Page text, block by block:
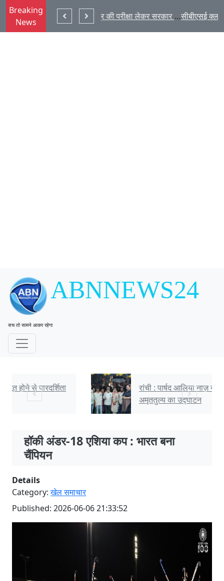
Breaking
News
चार-पांच सितंबर को धूमधाम से श्री माहेश्वरी भवन, रांची में मनेगी श्रीकृष्ण छात्रों के सब्र की परीक्षा लेकर सरकार अराजकता को निमंत्रण न दे : देवेंद्र
ABNNEWS24
सच तो सामने आकर रहेगा
रांची : पार्षद आलिया नाज़ ने किया लालपुर रांची में
अमृततुल्य का उद्घाटन
हॉकी अंडर-18 एशिया कप : भारत बना
चैंपियन
Details
Category:खेल समाचार
Published: 2026-06-06 21:33:52